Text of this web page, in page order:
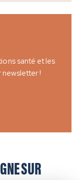
santé et les
!
SUR